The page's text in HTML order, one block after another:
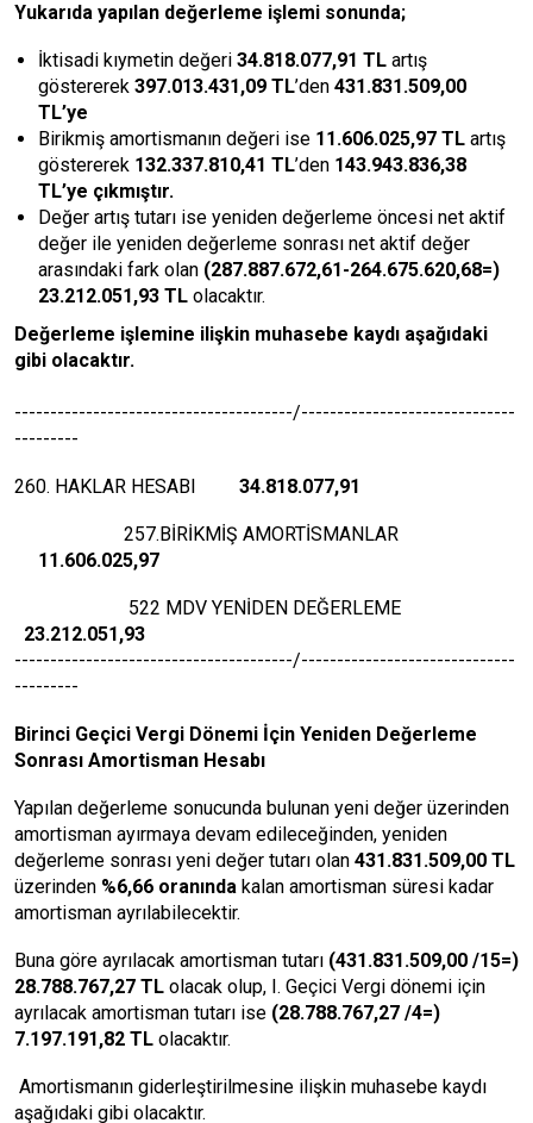
Yukarıda yapılan değerleme işlemi sonunda;
İktisadi kıymetin değeri 34.818.077,91 TL artış
göstererek 397.013.431,09 TL’den 431.831.509,00
TL’ye
Birikmiş amortismanın değeri ise 11.606.025,97 TL artış
göstererek 132.337.810,41 TL’den 143.943.836,38
TL’ye çıkmıştır.
Değer artış tutarı ise yeniden değerleme öncesi net aktif
değer ile yeniden değerleme sonrası net aktif değer
arasındaki fark olan (287.887.672,61-264.675.620,68=)
23.212.051,93 TL olacaktır.
Değerleme işlemine ilişkin muhasebe kaydı aşağıdaki
gibi olacaktır.
---------------------------------------/------------------------------
---------
260. HAKLAR HESABI 34.818.077,91
257.BİRİKMİŞ AMORTİSMANLAR
11.606.025,97
522 MDV YENİDEN DEĞERLEME
23.212.051,93
---------------------------------------/------------------------------
---------
Birinci Geçici Vergi Dönemi İçin Yeniden Değerleme
Sonrası Amortisman Hesabı
Yapılan değerleme sonucunda bulunan yeni değer üzerinden
amortisman ayırmaya devam edileceğinden, yeniden
değerleme sonrası yeni değer tutarı olan 431.831.509,00 TL
üzerinden %6,66 oranında kalan amortisman süresi kadar
amortisman ayrılabilecektir.
Buna göre ayrılacak amortisman tutarı (431.831.509,00 /15=)
28.788.767,27 TL olacak olup, I. Geçici Vergi dönemi için
ayrılacak amortisman tutarı ise (28.788.767,27 /4=)
7.197.191,82 TL olacaktır.
Amortismanın giderleştirilmesine ilişkin muhasebe kaydı
aşağıdaki gibi olacaktır.